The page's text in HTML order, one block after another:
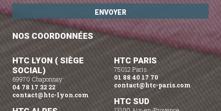
NOS COORDONNÉES
HTC LYON ( SIÈGE
SOCIAL)
69970 Chaponnay
04 78 17 32 22
contact@htc-lyon.com
HTC PARIS
75012 Paris
01 88 40 17 70
contact@htc-paris.com
HTC SUD